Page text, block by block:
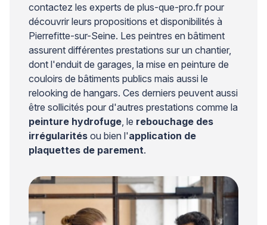
contactez les experts de plus-que-pro.fr pour
découvrir leurs propositions et disponibilités à
Pierrefitte-sur-Seine. Les peintres en bâtiment
assurent différentes prestations sur un chantier,
dont l'enduit de garages, la mise en peinture de
couloirs de bâtiments publics mais aussi le
relooking de hangars. Ces derniers peuvent aussi
être sollicités pour d'autres prestations comme la
peinture hydrofuge , le rebouchage des
irrégularités ou bien l'application de
plaquettes de parement.